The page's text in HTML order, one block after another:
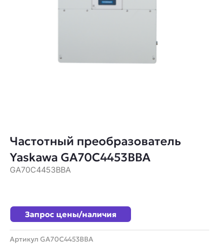
Частотный преобразователь
Yaskawa GA70C4453BBA
GA70C4453BBA
Запрос цены/наличия
Артикул GA70C4453BBA